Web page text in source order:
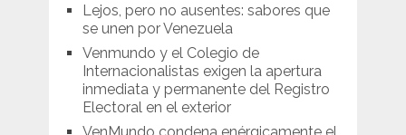
Lejos, pero no ausentes: sabores que
se unen por Venezuela
Venmundo y el Colegio de
Internacionalistas exigen la apertura
inmediata y permanente del Registro
Electoral en el exterior
VenMundo condena enérgicamente el